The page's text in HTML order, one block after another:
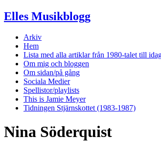
Elles Musikblogg
Arkiv
Hem
Lista med alla artiklar från 1980-talet till
Om mig och bloggen
Om sidan/på gång
Sociala Medier
Spellistor/playlists
This is Jamie Meyer
Tidningen Stjärnskottet (1983-1987)
Nina Söderquist